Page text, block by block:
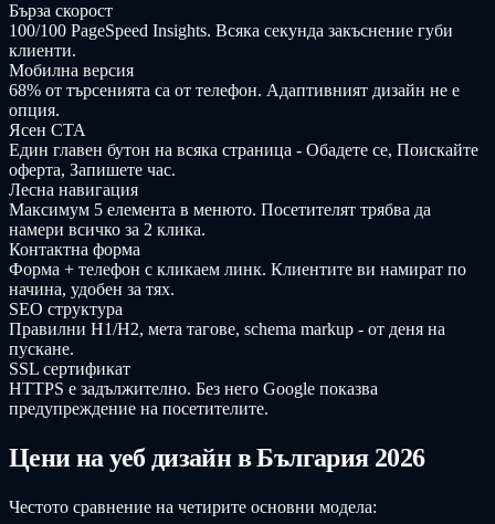
Бърза скорост
100/100 PageSpeed Insights. Всяка секунда закъснение губи
клиенти.
Мобилна версия
68% от търсенията са от телефон. Адаптивният дизайн не е
опция.
Ясен CTA
Един главен бутон на всяка страница - Обадете се, Поискайте
оферта, Запишете час.
Лесна навигация
Максимум 5 елемента в менюто. Посетителят трябва да
намери всичко за 2 клика.
Контактна форма
Форма + телефон с кликаем линк. Клиентите ви намират по
начина, удобен за тях.
SEO структура
Правилни H1/H2, мета тагове, schema markup - от деня на
пускане.
SSL сертификат
HTTPS е задължително. Без него Google показва
предупреждение на посетителите.
Цени на уеб дизайн в България 2026
Честото сравнение на четирите основни модела: